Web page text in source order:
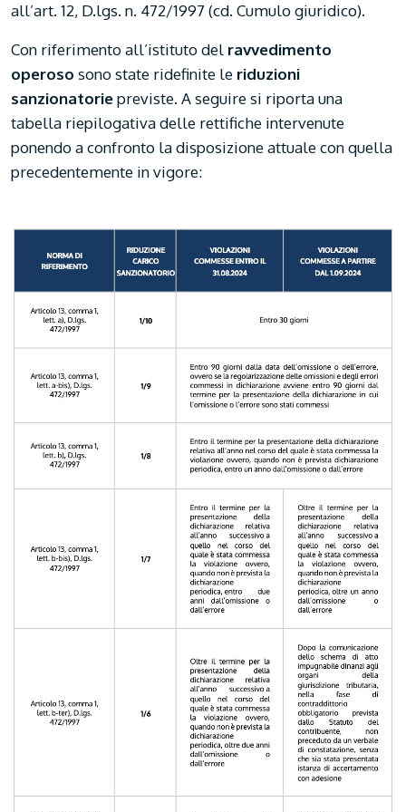
all’art. 12, D.lgs. n. 472/1997 (cd. Cumulo giuridico).
Con riferimento all’istituto del ravvedimento
operoso sono state ridefinite le riduzioni
sanzionatoriepreviste. A seguire si riporta una
tabella riepilogativa delle rettifiche intervenute
ponendo a confronto la disposizione attuale con quella
precedentemente in vigore: